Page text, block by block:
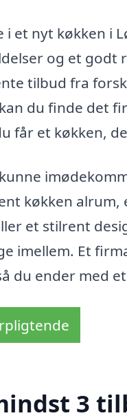
et nyt køkken i
og et godt
tilbud fra
du finde det
får et køkken,
køkken
et stilrent
imellem. Et
du ender med
3